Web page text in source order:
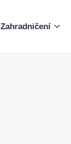
Zahradničení